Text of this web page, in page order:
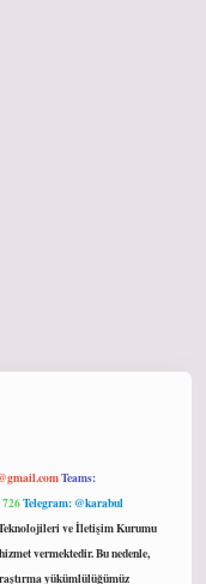
Teams:
Telegram: @karabul
ve İletişim Kurumu
vermektedir. Bu nedenle,
yükümlülüğümüz